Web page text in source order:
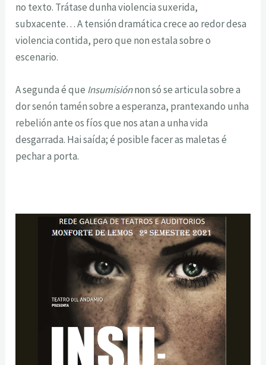
no texto. Trátase dunha violencia suxerida,
subxacente… A tensión dramática crece ao redor desa
violencia contida, pero que non estala sobre o
escenario.
A segunda é que Insumisiónnon só se articula sobre a
dor senón tamén sobre a esperanza, prantexando unha
rebelión ante os fíos que nos atan a unha vida
desgarrada. Hai saída; é posible facer as maletas é
pechar a porta.